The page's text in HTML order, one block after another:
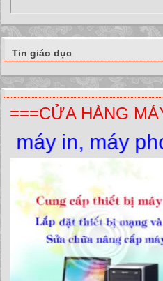
Tin giáo dục
===CỬA HÀNG
máy photo .